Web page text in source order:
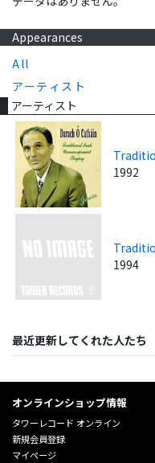
Appearances
All
アーティスト
アーティスト
1992
1994
最近更新してくれた人たち
オンラインショップ情報
タワーレコード オンライン
新規会員登録
マイページ